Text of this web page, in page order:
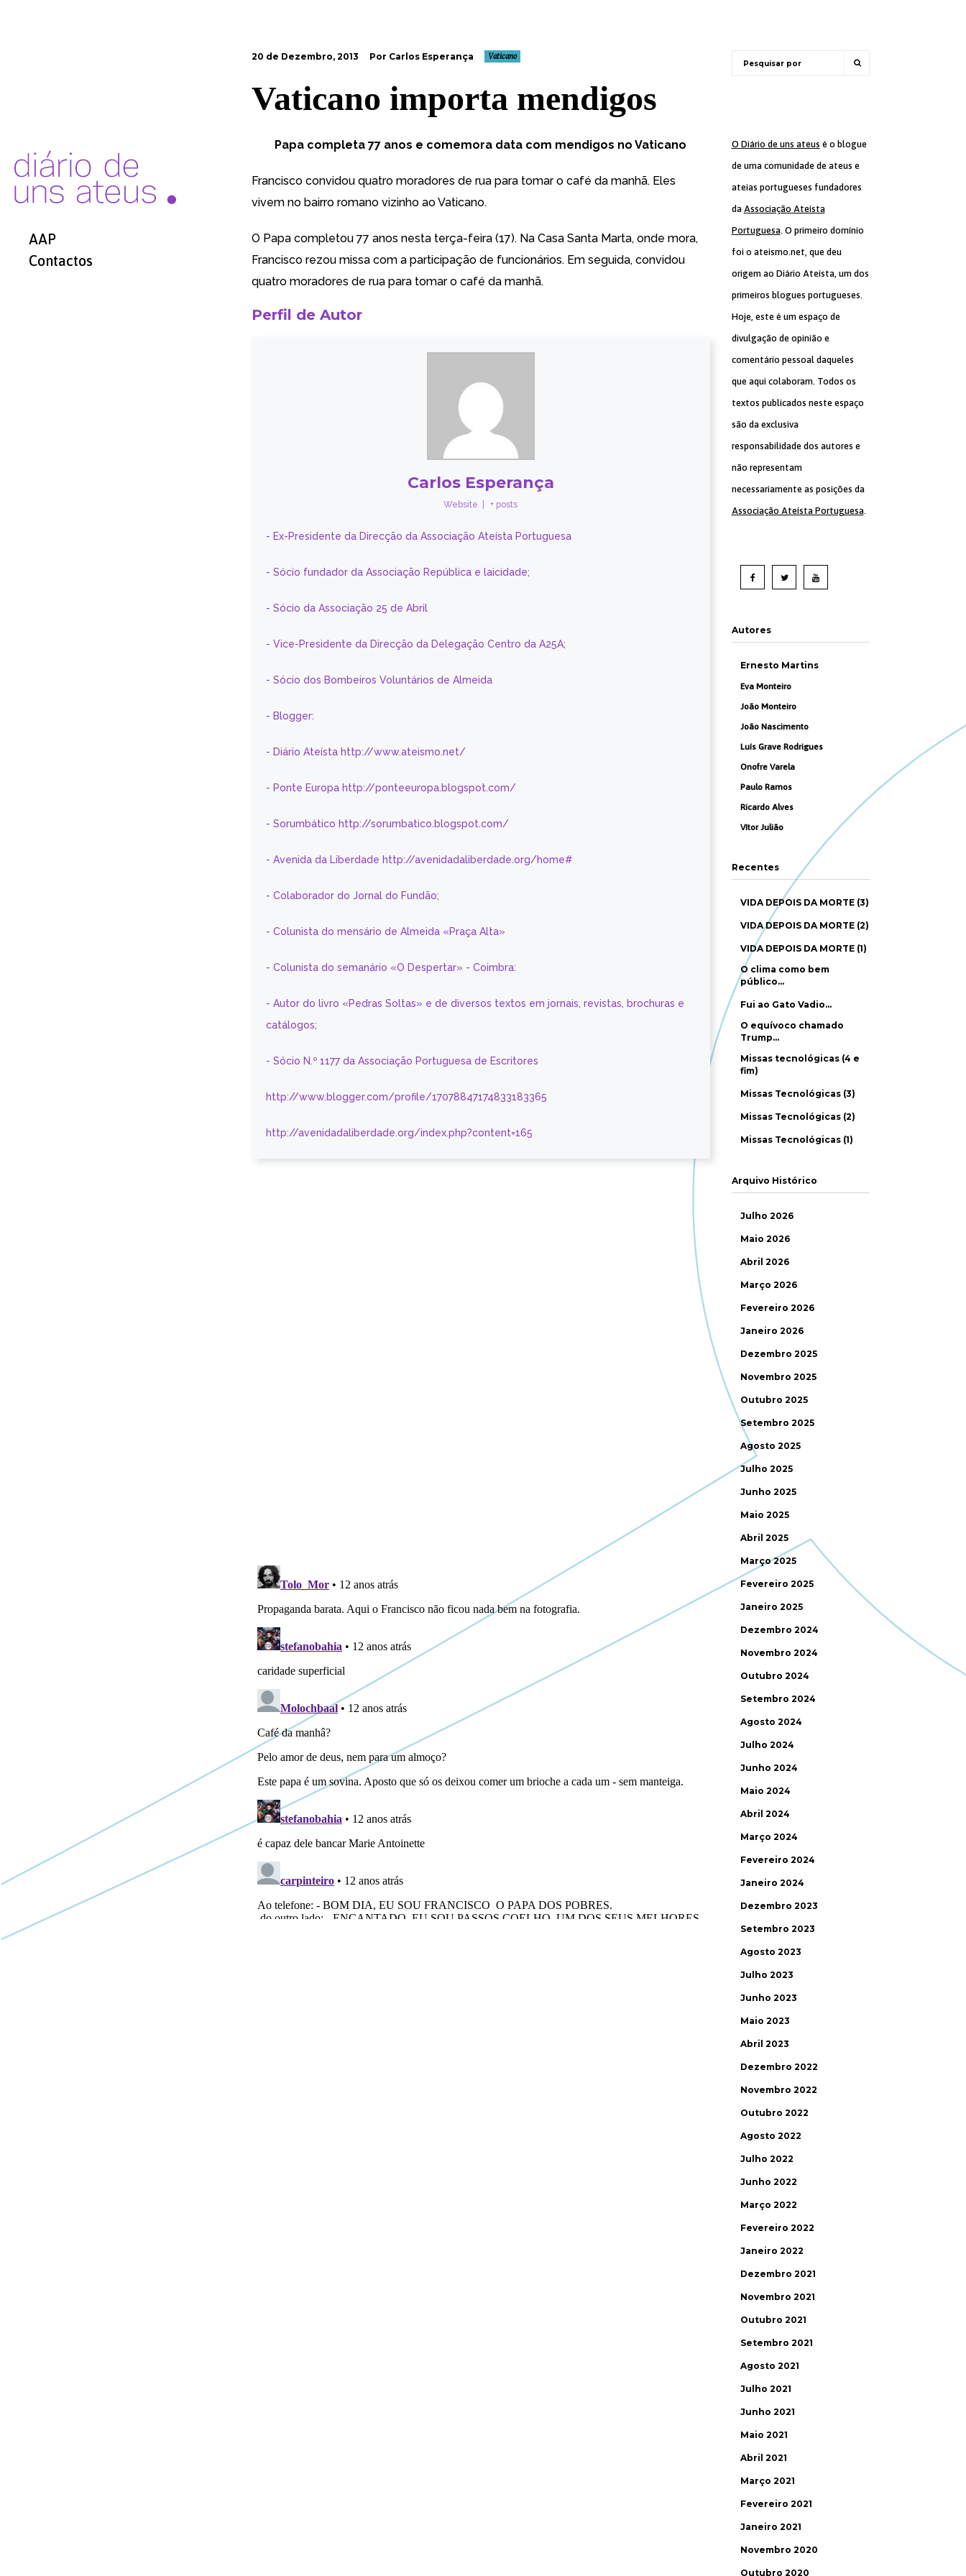
AAP
Contactos
20 de Dezembro, 2013 Por Carlos Esperança Vaticano
Vaticano importa mendigos
Papa completa 77 anos e comemora data com mendigos no Vaticano
Francisco convidou quatro moradores de rua para tomar o café da manhã. Eles
vivem no bairro romano vizinho ao Vaticano.
O Papa completou 77 anos nesta terça-feira (17). Na Casa Santa Marta, onde mora,
Francisco rezou missa com a participação de funcionários. Em seguida, convidou
quatro moradores de rua para tomar o café da manhã.
Perfil de Autor
Carlos Esperança
Website + posts
- Ex-Presidente da Direcção da Associação Ateísta Portuguesa
- Sócio fundador da Associação República e laicidade;
- Sócio da Associação 25 de Abril
- Vice-Presidente da Direcção da Delegação Centro da A25A;
- Sócio dos Bombeiros Voluntários de Almeida
- Blogger:
- Diário Ateísta http://www.ateismo.net/
- Ponte Europa http://ponteeuropa.blogspot.com/
- Sorumbático http://sorumbatico.blogspot.com/
- Avenida da Liberdade http://avenidadaliberdade.org/home#
- Colaborador do Jornal do Fundão;
- Colunista do mensário de Almeida «Praça Alta»
- Colunista do semanário «O Despertar» - Coimbra:
- Autor do livro «Pedras Soltas» e de diversos textos em jornais, revistas, brochuras e
catálogos;
- Sócio N.º 1177 da Associação Portuguesa de Escritores
http://www.blogger.com/profile/17078847174833183365
http://avenidadaliberdade.org/index.php?content=165
O Diário de uns ateus é o blogue
de uma comunidade de ateus e
ateias portugueses fundadores
da Associação Ateísta
Portuguesa. O primeiro domínio
foi o ateismo.net, que deu
origem ao Diário Ateísta, um dos
primeiros blogues portugueses.
Hoje, este é um espaço de
divulgação de opinião e
comentário pessoal daqueles
que aqui colaboram. Todos os
textos publicados neste espaço
são da exclusiva
responsabilidade dos autores e
não representam
necessariamente as posições da
Associação Ateísta Portuguesa.
Autores
Ernesto Martins
Eva Monteiro
João Monteiro
João Nascimento
Luís Grave Rodrigues
Onofre Varela
Paulo Ramos
Ricardo Alves
Vítor Julião
Recentes
VIDA DEPOIS DA MORTE (3)
VIDA DEPOIS DA MORTE (2)
VIDA DEPOIS DA MORTE (1)
O clima como bem
público…
Fui ao Gato Vadio…
O equívoco chamado
Trump…
Missas tecnológicas (4 e
fim)
Missas Tecnológicas (3)
Missas Tecnológicas (2)
Missas Tecnológicas (1)
Arquivo Histórico
Julho 2026
Maio 2026
Abril 2026
Março 2026
Fevereiro 2026
Janeiro 2026
Dezembro 2025
Novembro 2025
Outubro 2025
Setembro 2025
Agosto 2025
Julho 2025
Junho 2025
Maio 2025
Abril 2025
Março 2025
Fevereiro 2025
Janeiro 2025
Dezembro 2024
Novembro 2024
Outubro 2024
Setembro 2024
Agosto 2024
Julho 2024
Junho 2024
Maio 2024
Abril 2024
Março 2024
Fevereiro 2024
Janeiro 2024
Dezembro 2023
Setembro 2023
Agosto 2023
Julho 2023
Junho 2023
Maio 2023
Abril 2023
Dezembro 2022
Novembro 2022
Outubro 2022
Agosto 2022
Julho 2022
Junho 2022
Março 2022
Fevereiro 2022
Janeiro 2022
Dezembro 2021
Novembro 2021
Outubro 2021
Setembro 2021
Agosto 2021
Julho 2021
Junho 2021
Maio 2021
Abril 2021
Março 2021
Fevereiro 2021
Janeiro 2021
Novembro 2020
Outubro 2020